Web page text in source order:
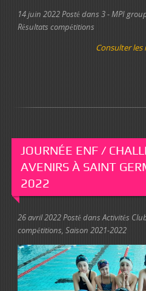
14 juin 2022Posté dans 3 - MPI
Résultats compétitions
Consulter les
JOURNÉE ENF /
AVENIRS À SAINT
2022
26 avril 2022Posté dansActivités
compétitions, Saison 2021-2022